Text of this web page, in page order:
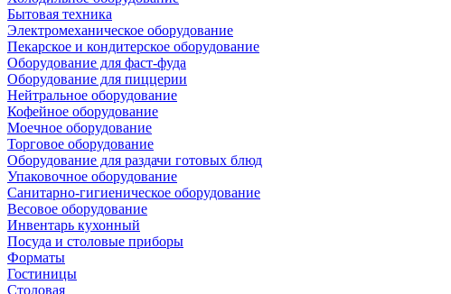
Бытовая техника
Электромеханическое оборудование
Пекарское и кондитерское оборудование
Оборудование для фаст-фуда
Оборудование для пиццерии
Нейтральное оборудование
Кофейное оборудование
Моечное оборудование
Торговое оборудование
Оборудование для раздачи готовых блюд
Упаковочное оборудование
Санитарно-гигиеническое оборудование
Весовое оборудование
Инвентарь кухонный
Посуда и столовые приборы
Форматы
Гостиницы
Столовая